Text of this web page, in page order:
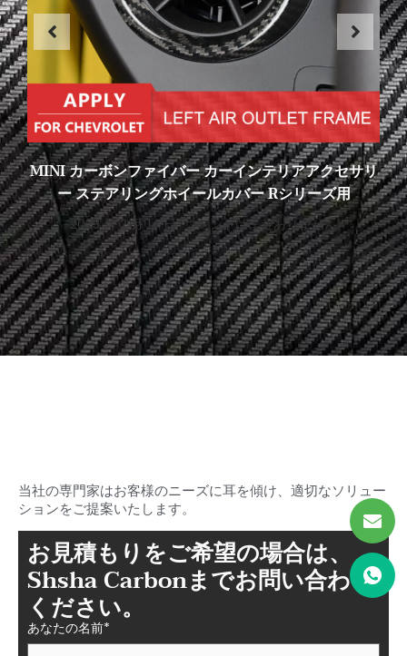
MINI カーボンファイバー カーインテリアアクセサリ
ー ステアリングホイールカバー Rシリーズ用
2023 年 2 月 14 日 コメントはまだありません
当社の専門家はお客様のニーズに耳を傾け、適切なソリュー
ションをご提案いたします。
お見積もりをご希望の場合は、
Shsha Carbonまでお問い合わせ
ください。
あなたの名前*